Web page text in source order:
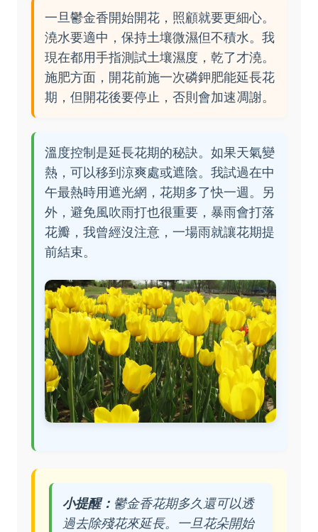
一旦鬱金香開始開花，照顧就要更細心。
澆水要適中，保持土壤微濕但不積水。我
現在都用手指測試土壤濕度，乾了才澆。
施肥方面，開花前施一次磷鉀肥能延長花
期，但開花後要停止，否則會加速凋謝。
溫度控制是延長花期的秘訣。如果天氣變
熱，可以移到涼爽處或遮陰。我試過在中
午最熱時用遮光網，花期多了快一週。另
外，避免風吹雨打也很重要，暴雨會打落
花瓣，我曾經沒注意，一場雨就讓花期提
前結束。
小提醒： 鬱金香花期多久還可以透
過去除殘花來延長。一旦花朵開始